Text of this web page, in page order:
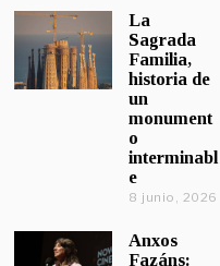
La
Sagrada
Familia,
historia de
un
monument
o
interminabl
e
8 junio, 2026
Anxos
Fazáns: